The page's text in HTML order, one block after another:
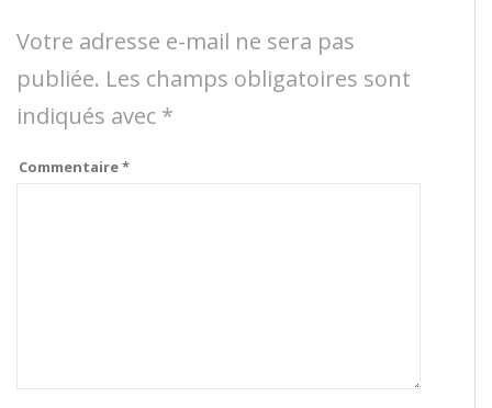
Votre adresse e-mail ne sera pas
publiée. Les champs obligatoires sont
indiqués avec *
Commentaire*